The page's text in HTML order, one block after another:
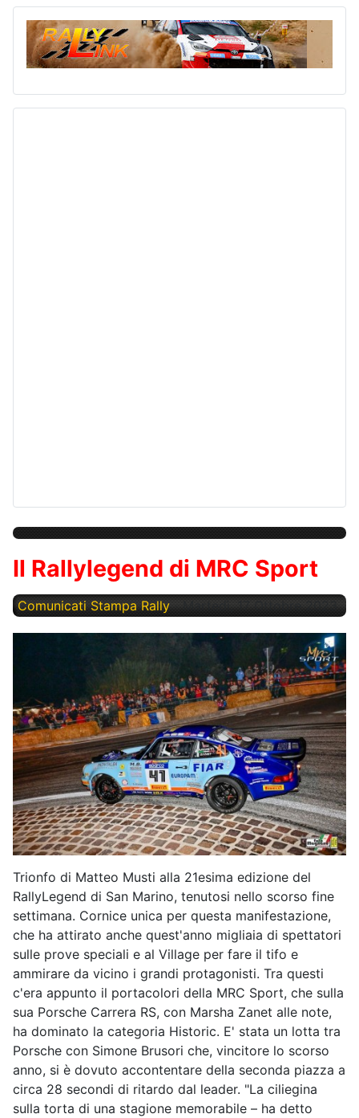
Il Rallylegend di MRC Sport
Comunicati Stampa Rally Martedì, 17 Ottobre 2023
Trionfo di Matteo Musti alla 21esima edizione del
RallyLegend di San Marino, tenutosi nello scorso fine
settimana. Cornice unica per questa manifestazione,
che ha attirato anche quest'anno migliaia di spettatori
sulle prove speciali e al Village per fare il tifo e
ammirare da vicino i grandi protagonisti. Tra questi
c'era appunto il portacolori della MRC Sport, che sulla
sua Porsche Carrera RS, con Marsha Zanet alle note,
ha dominato la categoria Historic. E' stata un lotta tra
Porsche con Simone Brusori che, vincitore lo scorso
anno, si è dovuto accontentare della seconda piazza a
circa 28 secondi di ritardo dal leader. "La ciliegina
sulla torta di una stagione memorabile – ha detto